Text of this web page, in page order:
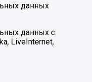
данных
данных с
LiveInternet,